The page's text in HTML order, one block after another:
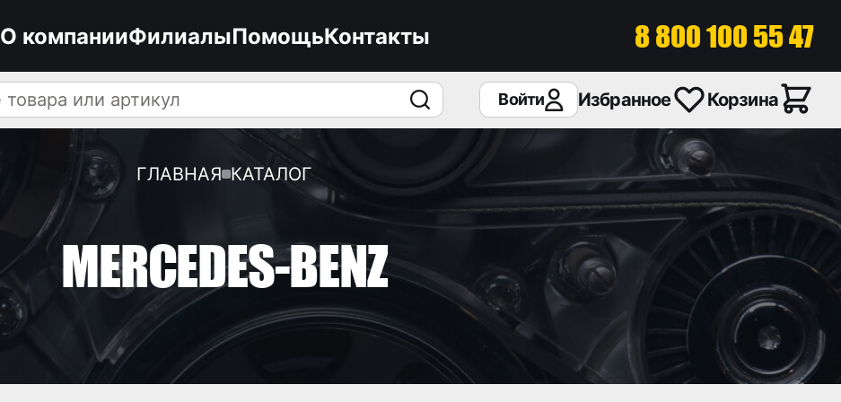
О компанииФилиалыПомощьКонтакты 8 800 100 55 47
Войти Избранное Корзина
ГЛАВНАЯ КАТАЛОГ
MERCEDES-BENZ